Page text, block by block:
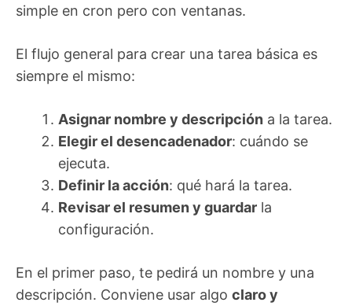
simple en cron pero con ventanas.
El flujo general para crear una tarea básica es
siempre el mismo:
Asignar nombre y descripción a la tarea.
Elegir el desencadenador: cuándo se
ejecuta.
Definir la acción: qué hará la tarea.
Revisar el resumen y guardar la
configuración.
En el primer paso, te pedirá un nombre y una
descripción. Conviene usar algo claro y